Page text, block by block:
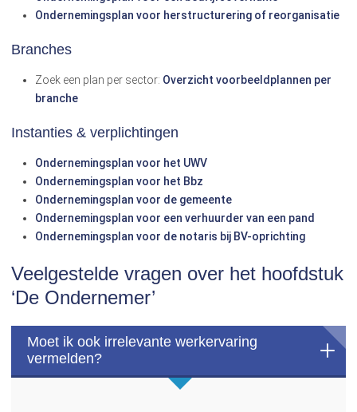
Ondernemingsplan voor herstructurering of reorganisatie
Branches
Zoek een plan per sector: Overzicht voorbeeldplannen per
branche
Instanties & verplichtingen
Ondernemingsplan voor het UWV
Ondernemingsplan voor het Bbz
Ondernemingsplan voor de gemeente
Ondernemingsplan voor een verhuurder van een pand
Ondernemingsplan voor de notaris bij BV-oprichting
Veelgestelde vragen over het hoofdstuk
‘De Ondernemer’
Moet ik ook irrelevante werkervaring
vermelden?